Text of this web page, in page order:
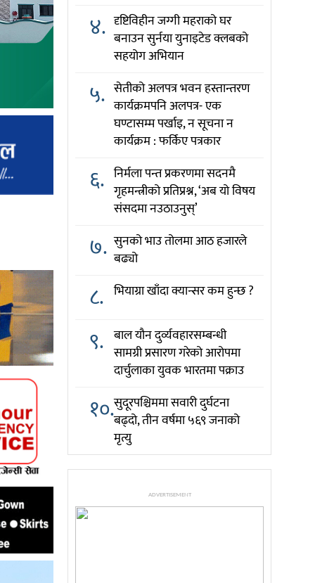
४. दृष्टिविहीन जग्गी महराको घर
बनाउन सुर्नया युनाइटेड क्लबको
सहयोग अभियान
५. सेतीको अलपत्र भवन हस्तान्तरण
कार्यक्रमपनि अलपत्र- एक
घण्टासम्म पर्खाइ, न सूचना न
कार्यक्रम : फर्किए पत्रकार
६. निर्मला पन्त प्रकरणमा सदनमै
गृहमन्त्रीको प्रतिप्रश्न, ‘अब यो विषय
संसदमा नउठाउनुस्’
७. सुनको भाउ तोलमा आठ हजारले
बढ्यो
८. भियाग्रा खाँदा क्यान्सर कम हुन्छ ?
९. बाल यौन दुर्व्यवहारसम्बन्धी
सामग्री प्रसारण गरेको आरोपमा
दार्चुलाका युवक भारतमा पक्राउ
१०.सुदूरपश्चिममा सवारी दुर्घटना
बढ्दो, तीन वर्षमा ५६९ जनाको
मृत्यु
ADVERTISEMENT